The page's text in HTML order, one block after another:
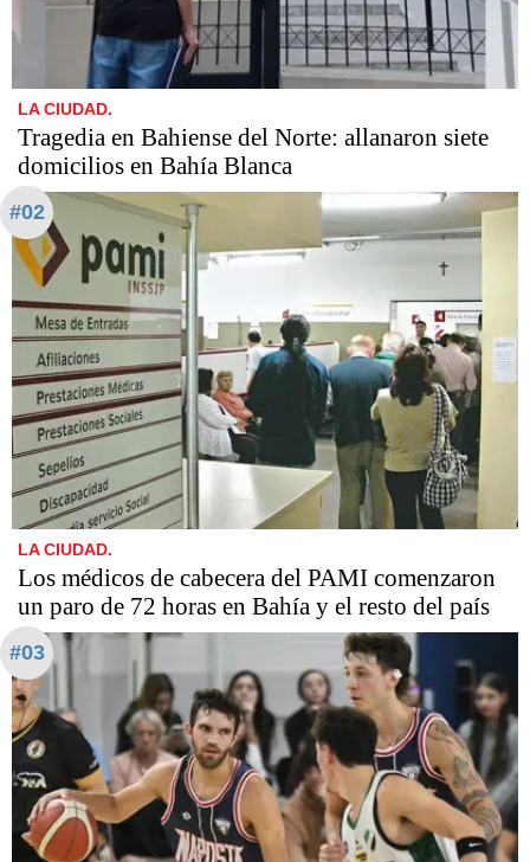
LA CIUDAD.
Tragedia en Bahiense del Norte: allanaron siete
domicilios en Bahía Blanca
#02
LA CIUDAD.
Los médicos de cabecera del PAMI comenzaron
un paro de 72 horas en Bahía y el resto del país
#03